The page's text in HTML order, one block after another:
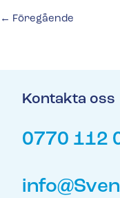
← Föregående
Kontakta oss
0770 112